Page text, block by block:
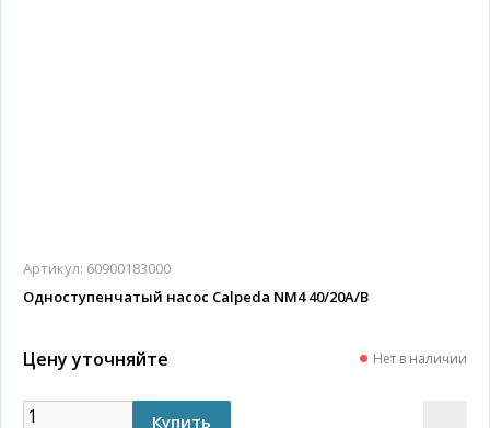
Артикул: 60900183000
Одноступенчатый насос Calpeda NM4 40/20A/B
Цену уточняйте Нет в наличии